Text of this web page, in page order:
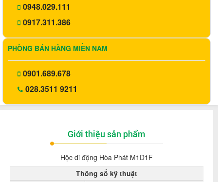
0948.029.111
0917.311.386
PHÒNG BÁN HÀNG MIỀN NAM
0901.689.678
028.3511 9211
Giới thiệu sản phẩm
Hộc di động Hòa Phát M1D1F
Thông số kỹ thuật